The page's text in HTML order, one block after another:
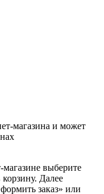
магазина и может
выберите
Далее
заказ» или